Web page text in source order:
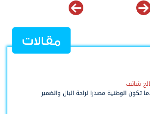
مقالات
شائف
تكون الوطنية مصدرا لراحة البال والضمير